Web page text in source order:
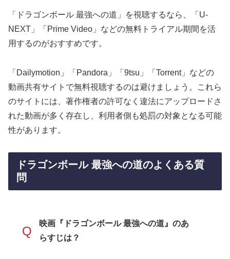
「ドラゴンボール 最強への道」を視聴するなら、「U-
NEXT」「Prime Video」などの無料トライアル期間を活
用するのがおすすめです。
「Dailymotion」「Pandora」「9tsu」「Torrent」などの
動画共有サイトで無料視聴するのは避けましょう。これら
のサイトには、著作権者の許可なく違法にアップロードさ
れた動画が多く存在し、利用者側も処罰の対象となる可能
性があります。
ドラゴンボール 最強への道のよくある質
問
Q
映画『ドラゴンボール 最強への道』のあ
らすじは？